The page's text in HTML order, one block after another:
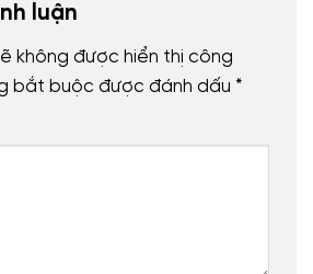
luận
không được hiển thị công
bắt buộc được đánh dấu *